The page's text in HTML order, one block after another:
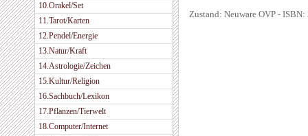
10.Orakel/Set
11.Tarot/Karten
12.Pendel/Energie
13.Natur/Kraft
14.Astrologie/Zeichen
15.Kultur/Religion
16.Sachbuch/Lexikon
17.Pflanzen/Tierwelt
18.Computer/Internet
Zustand: Neuware OVP -